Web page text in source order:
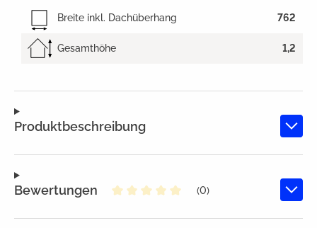
Produktbeschreibung
Bewertungen
(0)
Breite inkl. Dachüberhang 762
Gesamthöhe 1,2